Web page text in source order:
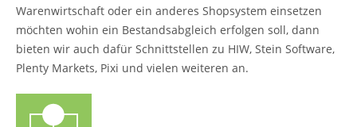
Warenwirtschaft oder ein anderes Shopsystem einsetzen
möchten wohin ein Bestandsabgleich erfolgen soll, dann
bieten wir auch dafür Schnittstellen zu HIW, Stein Software,
Plenty Markets, Pixi und vielen weiteren an.